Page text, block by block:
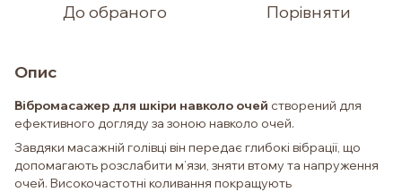
До обраного Порівняти
Опис
Вібромасажер для шкіри навколо очей створений для
ефективного догляду за зоною навколо очей.
Завдяки масажній голівці він передає глибокі вібрації, що
допомагають розслабити м’язи, зняти втому та напруження
очей. Високочастотні коливання покращують